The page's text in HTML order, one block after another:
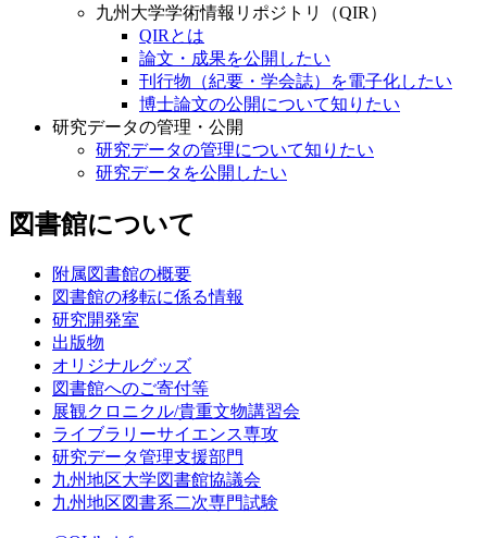
九州大学学術情報リポジトリ（QIR）
QIRとは
論文・成果を公開したい
刊行物（紀要・学会誌）を電子化したい
博士論文の公開について知りたい
研究データの管理・公開
研究データの管理について知りたい
研究データを公開したい
図書館について
附属図書館の概要
図書館の移転に係る情報
研究開発室
出版物
オリジナルグッズ
図書館へのご寄付等
展観クロニクル/貴重文物講習会
ライブラリーサイエンス専攻
研究データ管理支援部門
九州地区大学図書館協議会
九州地区図書系二次専門試験